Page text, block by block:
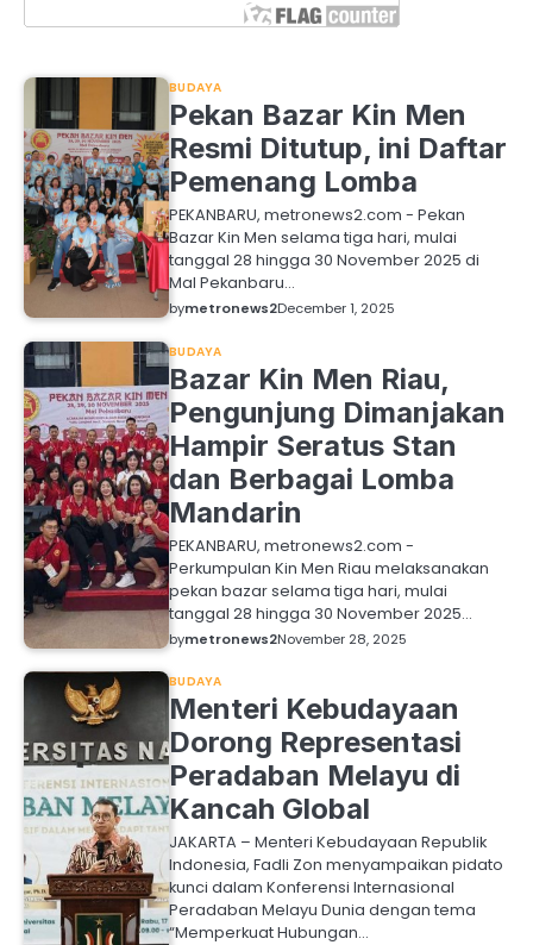
BUDAYA
Pekan Bazar Kin Men
Resmi Ditutup, ini Daftar
Pemenang Lomba
PEKANBARU, metronews2.com - Pekan
Bazar Kin Men selama tiga hari, mulai
tanggal 28 hingga 30 November 2025 di
Mal Pekanbaru…
bymetronews2December 1, 2025
BUDAYA
Bazar Kin Men Riau,
Pengunjung Dimanjakan
Hampir Seratus Stan
dan Berbagai Lomba
Mandarin
PEKANBARU, metronews2.com -
Perkumpulan Kin Men Riau melaksanakan
pekan bazar selama tiga hari, mulai
tanggal 28 hingga 30 November 2025…
bymetronews2November 28, 2025
BUDAYA
Menteri Kebudayaan
Dorong Representasi
Peradaban Melayu di
Kancah Global
JAKARTA – Menteri Kebudayaan Republik
Indonesia, Fadli Zon menyampaikan pidato
kunci dalam Konferensi Internasional
Peradaban Melayu Dunia dengan tema
“Memperkuat Hubungan…